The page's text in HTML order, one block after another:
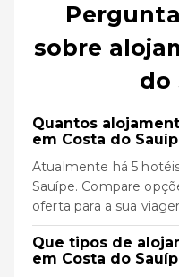
sobre
do
Quantos
em Costa do
Atualmente há 5
Sauípe. Compare
oferta para a sua
Que tipos de
em Costa do